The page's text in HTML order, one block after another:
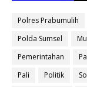
Polres Prabumulih
Polda Sumsel
Pemerintahan
Pali
Politik